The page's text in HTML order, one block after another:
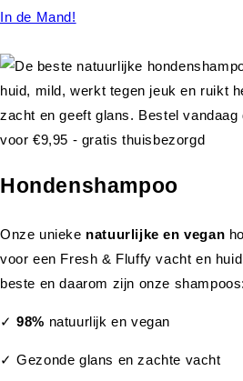
In de Mand!
Hondenshampoo
Onze unieke natuurlijke en vegan
voor een Fresh & Fluffy vacht en
beste en daarom zijn onze shampoos:
✓98% natuurlijk en vegan
✓ Gezonde glans en zachte vacht